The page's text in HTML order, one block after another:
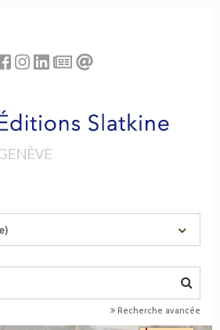
Recherche avancée